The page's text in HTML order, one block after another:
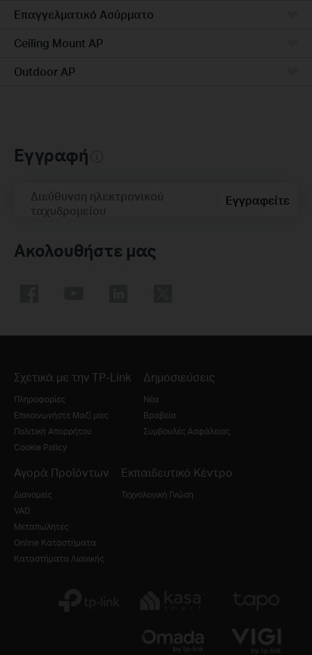
Επαγγελματικό Ασύρματο
Ceiling Mount AP
Outdoor AP
Εγγραφή
Διεύθυνση ηλεκτρονικού
ταχυδρομείου
Εγγραφείτε
Ακολουθήστε μας
Σχετικά με την TP-Link
Πληροφορίες
Επικοινωνήστε Μαζί μας
Πολιτική Απορρήτου
Cookie Policy
Δημοσιεύσεις
Νέα
Βραβεία
Συμβουλές Ασφάλειας
Αγορά Προϊόντων
Διανομείς
VAD
Μεταπωλητές
Online Καταστήματα
Καταστήματα Λιανικής
Εκπαιδευτικό Κέντρο
Τεχνολογική Γνώση